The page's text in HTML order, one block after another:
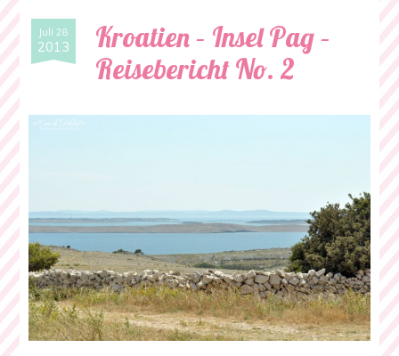
Juli 28
2013
Kroatien – Insel Pag –
Reisebericht No. 2